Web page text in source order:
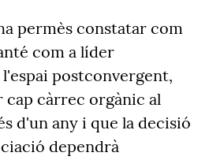
permès constatar com
com a líder
postconvergent,
cap càrrec orgànic al
d'un any i que la decisió
dependrà